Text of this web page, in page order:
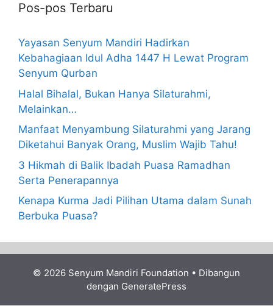
Pos-pos Terbaru
Yayasan Senyum Mandiri Hadirkan
Kebahagiaan Idul Adha 1447 H Lewat Program
Senyum Qurban
Halal Bihalal, Bukan Hanya Silaturahmi,
Melainkan…
Manfaat Menyambung Silaturahmi yang Jarang
Diketahui Banyak Orang, Muslim Wajib Tahu!
3 Hikmah di Balik Ibadah Puasa Ramadhan
Serta Penerapannya
Kenapa Kurma Jadi Pilihan Utama dalam Sunah
Berbuka Puasa?
© 2026 Senyum Mandiri Foundation • Dibangun
dengan GeneratePress